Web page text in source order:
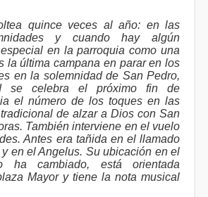
quince veces al año: en las
y cuando hay algún
en la parroquia como una
la última campana en parar en los
en la solemnidad de San Pedro,
se celebra el próximo fin de
el número de los toques en las
de alzar a Dios con San
También interviene en el vuelo
Antes era tañida en el llamado
en el Angelus. Su ubicación en el
ha cambiado, está orientada
Mayor y tiene la nota musical